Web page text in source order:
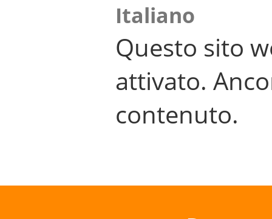
Italiano
Questo sito
attivato.
contenuto.